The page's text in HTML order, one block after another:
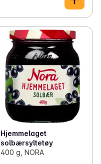
Hjemmelaget
solbærsyltetøy
400 g, NORA